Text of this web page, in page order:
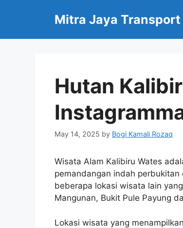
Mitra Jaya Transport
Hutan
May 14, 2025 by Bogi Kamali Rozaq
Wisata Alam Kalibiru Wates
pemandangan indah
beberapa lokasi wisata lain
Mangunan, Bukit Pule Payung
Lokasi wisata yang